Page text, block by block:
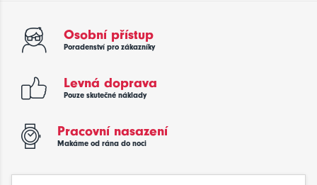
Osobní přístup
Poradenství pro zákazníky
Levná doprava
Pouze skutečné náklady
Pracovní nasazení
Makáme od rána do noci